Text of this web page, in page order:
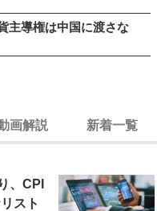
主導権は中国に渡さな
画解説 新着一覧
、CPI
スト